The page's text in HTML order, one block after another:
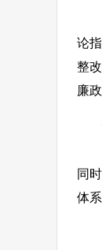
首
论
整
廉
总
12
同
体
六